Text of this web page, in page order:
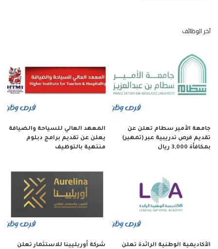
آخر الوظائف
جامعة الأمير سطام تعلن عن
تقديم فرص تدريبية عبر (تمهير)
بمكافأة 3,000 ريال
المعهد العالي للسياحة والضيافة
يعلن عن تقديم برامج دبلوم
منتهية بالتوظيف
الأكاديمية الوطنية الرائدة تعلن
شركة أوريليينا للاستثمار تعلن